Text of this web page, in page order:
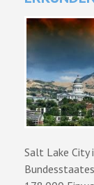
Salt Lake City